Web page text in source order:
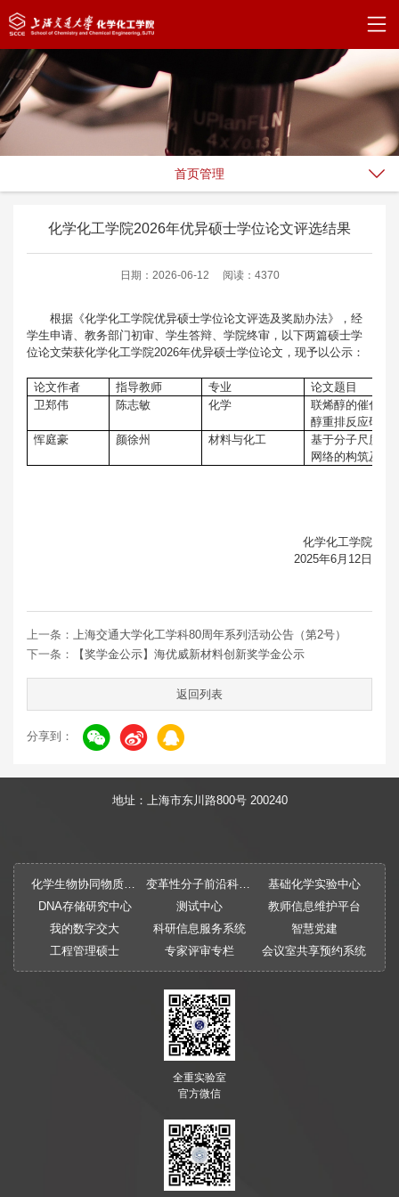
首页管理
化学化工学院2026年优异硕士学位论文评选结果
日期：2026-06-12 阅读：4370
根据《化学化工学院优异硕士学位论文评选及奖励办法》，经
学生申请、教务部门初审、学生答辩、学院终审，以下两篇硕士学
位论文荣获化学化工学院2026年优异硕士学位论文，现予以公示：
论文作者 指导教师 专业
论文题目
卫郑伟
陈志敏 化学
联烯醇的催化不
醇重排反应研究
恽庭豪
颜徐州 材料与化工
基于分子尺度运
网络的构筑及其
化学化工学院
2025年6月12日
上一条： 上海交通大学化工学科80周年系列活动公告（第2号）
下一条：
【奖学金公示】海优威新材料创新奖学金公示
返回列表
分享到：
地址：上海市东川路800号 200240
化学生物协同物质创制全国重点实验室 变革性分子前沿科学中心
基础化学实验中心
DNA存储研究中心
测试中心
教师信息维护平台
我的数字交大
科研信息服务系统
智慧党建
工程管理硕士
专家评审专栏 会议室共享预约系统
全重实验室
官方微信